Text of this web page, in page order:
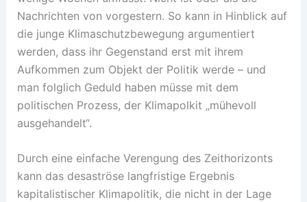
Nachrichten von vorgestern. So kann in Hinblick auf
die junge Klimaschutzbewegung argumentiert
werden, dass ihr Gegenstand erst mit ihrem
Aufkommen zum Objekt der Politik werde – und
man folglich Geduld haben müsse mit dem
politischen Prozess, der Klimapolkit „mühevoll
ausgehandelt“.
Durch eine einfache Verengung des Zeithorizonts
kann das desaströse langfristige Ergebnis
kapitalistischer Klimapolitik, die nicht in der Lage